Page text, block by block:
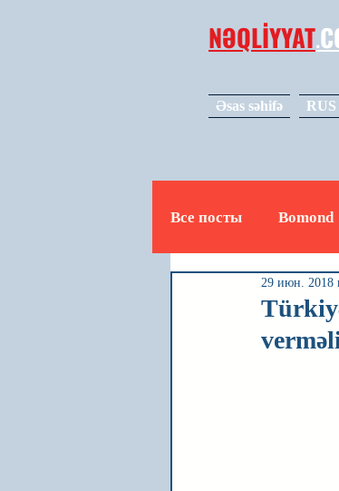
NƏQLİYYAT.
Əsas səhifə RUS
Все посты Bomond
Video
29 июн. 2018